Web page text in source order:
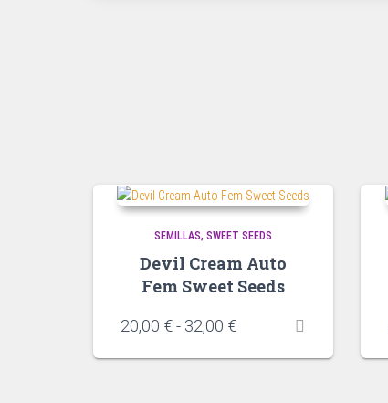
SEMILLAS SWEET SEEDS
Devil Cream Auto
Fem Sweet Seeds
20,00 €- 32,00 €